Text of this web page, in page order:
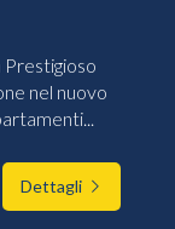
nel nuovo
Dettagli